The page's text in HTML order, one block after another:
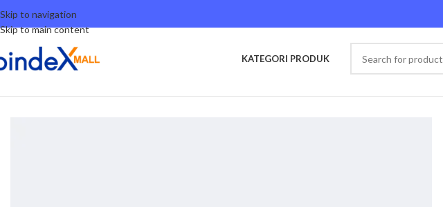
Skip to navigation
Skip to main content
KATEGORI PRODUK